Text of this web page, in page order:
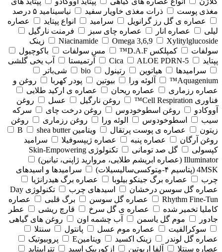
مغذی پوست
ذرات مغذی خاویار سفید
نیاسینامید ۵ درصد
عصاره ی گل رز گرانویل
سرامید انواع پپتاید
عصاره
لیلی
عصاره انار عصاره چای سبز
فرمنت نارگیل
Niacinamide
Omega 3,6,9 Xylitylglucoside
زینک
سولفات
کمپلکس D.A.F™ مس سولفات
باکوچیول
پپتاید
5-Cica
ALOE PDRN آرتمیستا
آب یخی گلشی
سرامیدها
هیاتوین رتینول bio
شی‌باتر
Aquagenium™
آلوئه ورا بیوتین پودر کهربا
روغن و
عصاره رزماری
عصاره ریحان
عصاره ی ارکید طلایی
فناوری Cell Respiration™
روغن نارگیل عسل
روغن
آووکادو
روغن اسطوخودوس روغن درخت چای
سرکه
سیب
اسطوخودوس الوئه ورا روغن رزماری
روغن
زیتون
عصاره ی پوست پرتقال ویتامین Bshea butter
روغن آرگان
عصاره پنبه عصاره ژیپسوفیلا
سرامید
کپسولی
گل صد تومانی
تکنولوژی Skin-Empowering
Illuminator (عصاره ابریشم طلایی، مروارید ژاپنی، تیانین)
4MSK (پتاسیم ۴‑مِتوکسی‌سالیسیلات)
سرامیدها و اسیدهای
چرب
عصاره برگ جینکو بیلوبا
عصاره برگ هیدرانژیا
عصاره گل سوسن درخشان
اسیدهای چرب
تکنولوژی Day
Rhythm Fine‑Tun
عصاره گل سوسن برگ قلبی
عصاره
کاملیا تخمیر شده
عصاره ی گل سرخ قارچ ریشی
عطر
جادور
موم گل یاسمن آب چشمه اون
روغن های گیاهی
سوکرالفیت
عصاره موم عسل پانتول
سنتلا
عصاره گل لوندر
زینک اکسید ویتامینE
پروبیوتیک
عصاره سنتلا
آلفا اربوتین ازکوربیک اسید تتراپپتاید